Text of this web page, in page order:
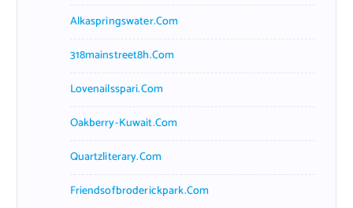
Alkaspringswater.com
318mainstreet8h.com
Lovenailsspari.com
Oakberry-Kuwait.com
Quartzliterary.com
Friendsofbroderickpark.com